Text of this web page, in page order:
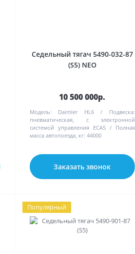
Седельный тягач 5490-032-87
(S5) NEO
10 500 000р.
Модель: Daimler HL6
Подвеска:
пневматическая, с электронной
системой управления ECAS
Полная
масса автопоезда, кг: 44000
Заказать звонок
Популярный